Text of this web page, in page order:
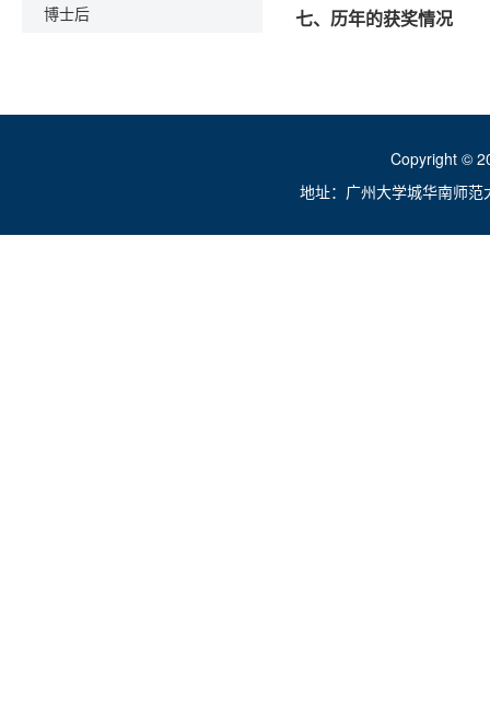
博士后
七、历年的获奖情况
Copyright ©
地址：广州大学城华南